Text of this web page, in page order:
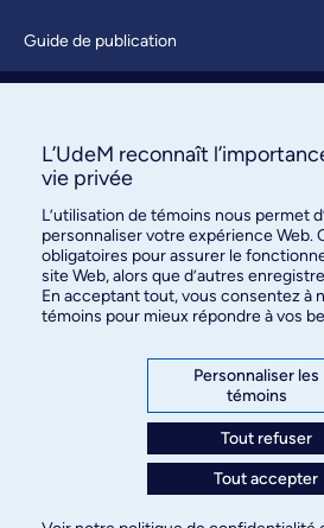
Guide de publication
À propos / Nous joindre
des relations publiques
3744, rue Jean-Brillant, bureau 490
Montréal (Québec) H3T 1P1
L’UdeM reconnaît
vie privée
L’utilisation de témoins nous permet
personnaliser votre expérience Web.
obligatoires pour assurer le
site Web, alors que d’autres
En acceptant tout, vous consentez à
témoins pour mieux répondre à vos
Personnaliser les
témoins
Tout refuser
Tout accepter